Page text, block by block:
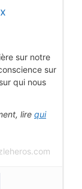
sur notre
sur
qui nous
lire qui